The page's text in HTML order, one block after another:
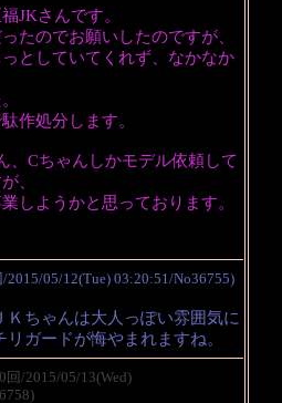
JKさんです。
たのでお願いしたのですが、
としていてくれず、なかなか
作処分します。
、Cちゃんしかモデル依頼して
、
しようかと思っております。
/2015/05/12(Tue) 03:20:51/No36755)
Ｋちゃんは大人っぽい雰囲気に
リガードが悔やまれますね。
回/2015/05/13(Wed)